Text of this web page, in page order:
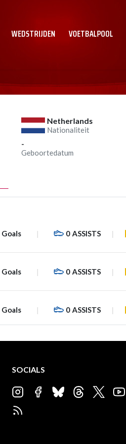
WEDSTRIJDEN VOETBALPOOL
Netherlands
Nationaliteit
-
Geboortedatum
Goals 0 ASSISTS
Goals 0 ASSISTS
Goals 0 ASSISTS
SOCIALS